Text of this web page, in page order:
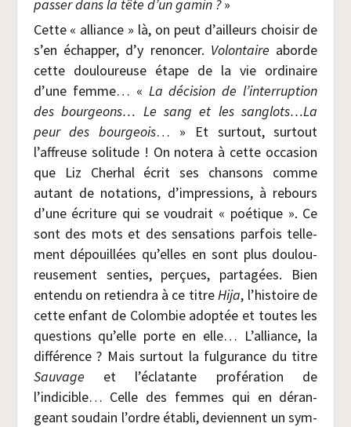
pas­ser dans la tête d’un gamin ?»
Cette « alliance » là, on peut d’ailleurs choi­sir de
s’en échap­per, d’y renon­cer. Volon­taire aborde
cette dou­lou­reuse étape de la vie ordi­naire
d’une femme… « La déci­sion de l’interruption
des bour­geons… Le sang et les sanglots…La
peur des bour­geois… » Et sur­tout, sur­tout
l’affreuse soli­tude ! On note­ra à cette occa­sion
que Liz Che­rhal écrit ses chan­sons comme
autant de nota­tions, d’impressions, à rebours
d’une écri­ture qui se vou­drait « poé­tique ». Ce
sont des mots et des sen­sa­tions par­fois tel­le­
ment dépouillées qu’elles en sont plus dou­lou­
reu­se­ment sen­ties, per­çues, par­ta­gées. Bien
enten­du on retien­dra à ce titre Hija, l’histoire de
cette enfant de Colom­bie adop­tée et toutes les
ques­tions qu’elle porte en elle… L’alliance, la
dif­fé­rence ? Mais sur­tout la ful­gu­rance du titre
Sau­vage et l’éclatante pro­fé­ra­tion de
l’indicible… Celle des femmes qui en déran­
geant sou­dain l’ordre éta­bli, deviennent un sym­